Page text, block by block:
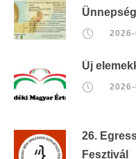
Ünnepség
Új
26.
Fesztivál